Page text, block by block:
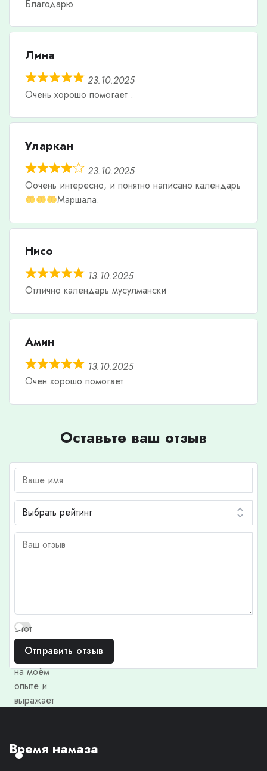
Благодарю
Лина
23.10.2025
Очень хорошо помогает .
Уларкан
23.10.2025
Оочень интересно, и понятно написано календарь
Маршала.
Нисо
13.10.2025
Отлично календарь мусулмански
Амин
13.10.2025
Очен хорошо помогает
Оставьте ваш отзыв
Этот
отзыв
основан
на моём
опыте и
выражает
мнение.
Отправить отзыв
Время намаза